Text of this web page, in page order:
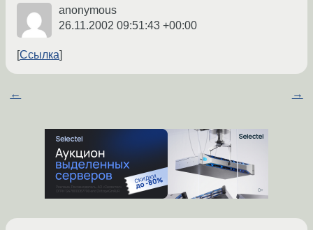
anonymous
26.11.2002 09:51:43 +00:00
Ссылка
← →